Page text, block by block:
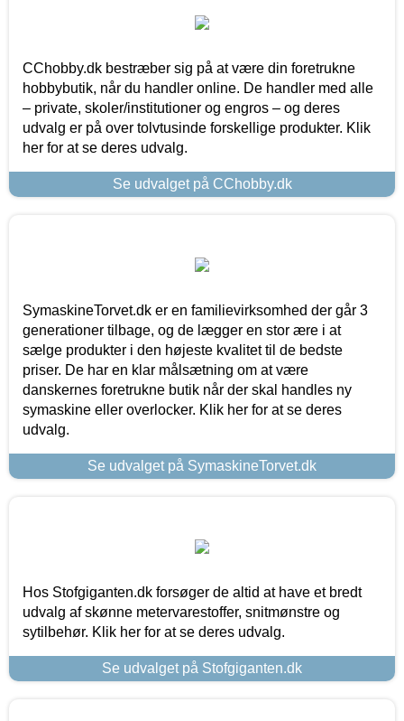
CChobby.dk bestræber sig på at være din foretrukne
hobbybutik, når du handler online. De handler med alle
– private, skoler/institutioner og engros – og deres
udvalg er på over tolvtusinde forskellige produkter. Klik
her for at se deres udvalg.
Se udvalget på CChobby.dk
SymaskineTorvet.dk er en familievirksomhed der går 3
generationer tilbage, og de lægger en stor ære i at
sælge produkter i den højeste kvalitet til de bedste
priser. De har en klar målsætning om at være
danskernes foretrukne butik når der skal handles ny
symaskine eller overlocker. Klik her for at se deres
udvalg.
Se udvalget på SymaskineTorvet.dk
Hos Stofgiganten.dk forsøger de altid at have et bredt
udvalg af skønne metervarestoffer, snitmønstre og
sytilbehør. Klik her for at se deres udvalg.
Se udvalget på Stofgiganten.dk